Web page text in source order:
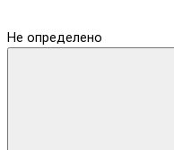
Не определено